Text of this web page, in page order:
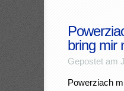
bring mir
Gepostet am
Powerziach